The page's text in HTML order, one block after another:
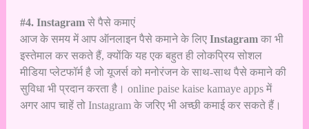
#4. Instagram से पैसे कमाएं
आज के समय में आप ऑनलाइन पैसे कमाने के लिए Instagramका भी
इस्तेमाल कर सकते हैं, क्योंकि यह एक बहुत ही लोकप्रिय सोशल
मीडिया प्लेटफॉर्म है जो यूजर्स को मनोरंजन के साथ-साथ पैसे कमाने की
सुविधा भी प्रदान करता है। online paise kaise kamaye apps में
अगर आप चाहें तो Instagram के जरिए भी अच्छी कमाई कर सकते हैं।